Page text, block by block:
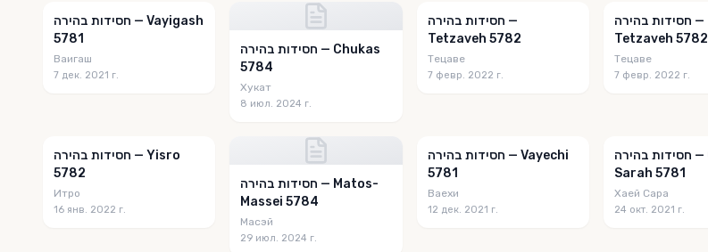
חסידות בהירה — Vayigash
5781
Ваигаш
7 дек. 2021 г.
חסידות בהירה — Chukas
5784
Хукат
8 июл. 2024 г.
חסידות בהירה —
Tetzaveh 5782
Тецаве
7 февр. 2022 г.
חסידות בהירה —
Tetzaveh 5782
Тецаве
7 февр. 2022 г.
חסידות בהירה — Yisro
5782
Итро
16 янв. 2022 г.
חסידות בהירה — Matos-
Massei 5784
Масэй
29 июл. 2024 г.
חסידות בהירה — Vayechi
5781
Ваехи
12 дек. 2021 г.
חסידות בהירה — Chayei
Sarah 5781
Хаей Сара
24 окт. 2021 г.